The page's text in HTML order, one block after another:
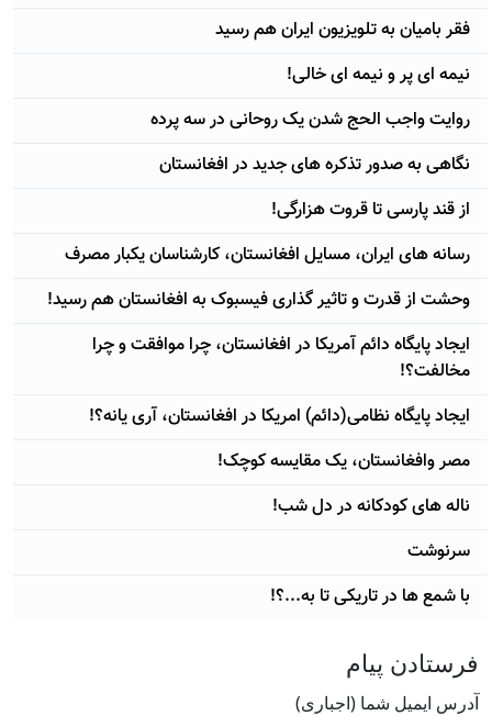
فقر بامیان به تلویزیون ایران هم رسید
نیمه ای پر و نیمه ای خالی!
روایت واجب الحج شدن یک روحانی در سه پرده
نگاهی به صدور تذکره های جدید در افغانستان
از قند پارسی تا قروت هزارگی!
رسانه های ایران، مسایل افغانستان، کارشناسان یکبار مصرف
وحشت از قدرت و تاثیر گذاری فیسبوک به افغانستان هم رسید!
ایجاد پایگاه دائم آمریکا در افغانستان، چرا موافقت و چرا
مخالفت؟!
ایجاد پایگاه نظامی(دائم) امریکا در افغانستان، آری یانه؟!
مصر وافغانستان، یک مقایسه کوچک!
ناله های کودکانه در دل شب!
سرنوشت
با شمع ها در تاریکی تا به...؟!
فرستادن پيام
آدرس ايميل شما (اجباری)